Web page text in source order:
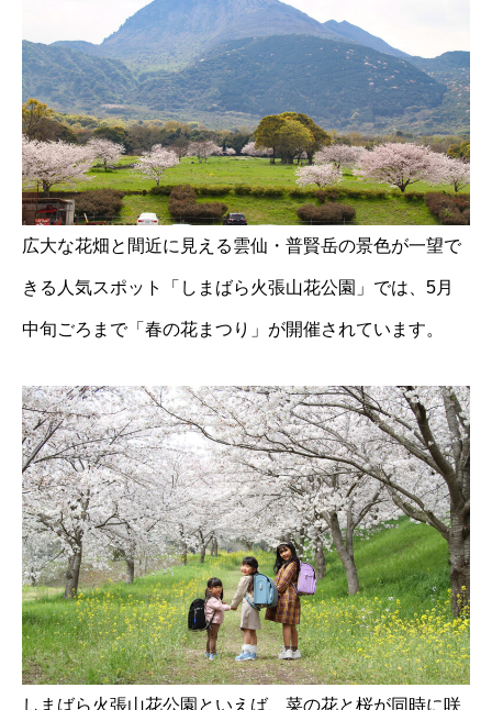
広大な花畑と間近に見える雲仙・普賢岳の景色が一望で
きる人気スポット「しまばら火張山花公園」では、5月
中旬ごろまで「春の花まつり」が開催されています。
しまばら火張山花公園といえば、菜の花と桜が同時に咲